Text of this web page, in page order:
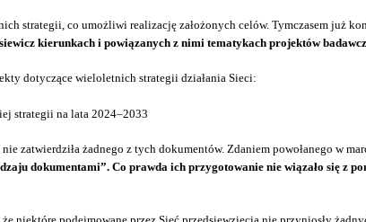
strategii, co umożliwi realizację założonych celów. Tymczasem już
kierunkach i powiązanych z nimi tematykach projektów
dotyczące wieloletnich strategii działania Sieci:
strategii na lata 2024–2033
zatwierdziła żadnego z tych dokumentów. Zdaniem powołanego w
dokumentami”. Co prawda ich przygotowanie nie wiązało się z